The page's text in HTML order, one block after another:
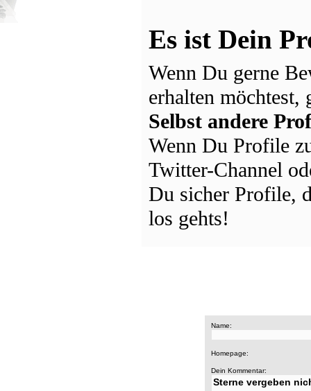
Es ist Dein
Wenn Du gerne
erhalten
Selbst andere
Wenn Du Profile
Twitter-Channel
Du sicher Profile,
los gehts!
Name:
Homepage:
Dein Kommentar: